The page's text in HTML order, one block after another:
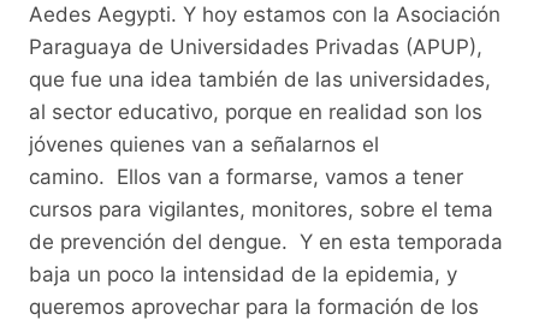
Aedes Aegypti. Y hoy estamos con la Asociación
Paraguaya de Universidades Privadas (APUP),
que fue una idea también de las universidades,
al sector educativo, porque en realidad son los
jóvenes quienes van a señalarnos el
camino. Ellos van a formarse, vamos a tener
cursos para vigilantes, monitores, sobre el tema
de prevención del dengue. Y en esta temporada
baja un poco la intensidad de la epidemia, y
queremos aprovechar para la formación de los